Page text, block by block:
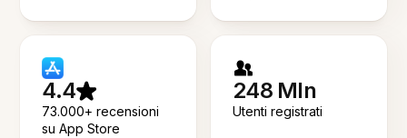
4.4
73.000+ recensioni
su App Store
248 Mln
Utenti registrati